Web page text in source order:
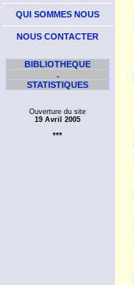
QUI SOMMES NOUS
NOUS CONTACTER
BIBLIOTHEQUE
.
STATISTIQUES
Ouverture du site
19 Avril 2005
***